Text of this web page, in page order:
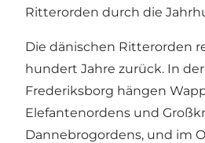
Ritterorden durch die
Die dänischen Ritterorden
hundert Jahre zurück. In
Frederiksborg hängen
Elefantenordens und
Dannebrogordens, und im